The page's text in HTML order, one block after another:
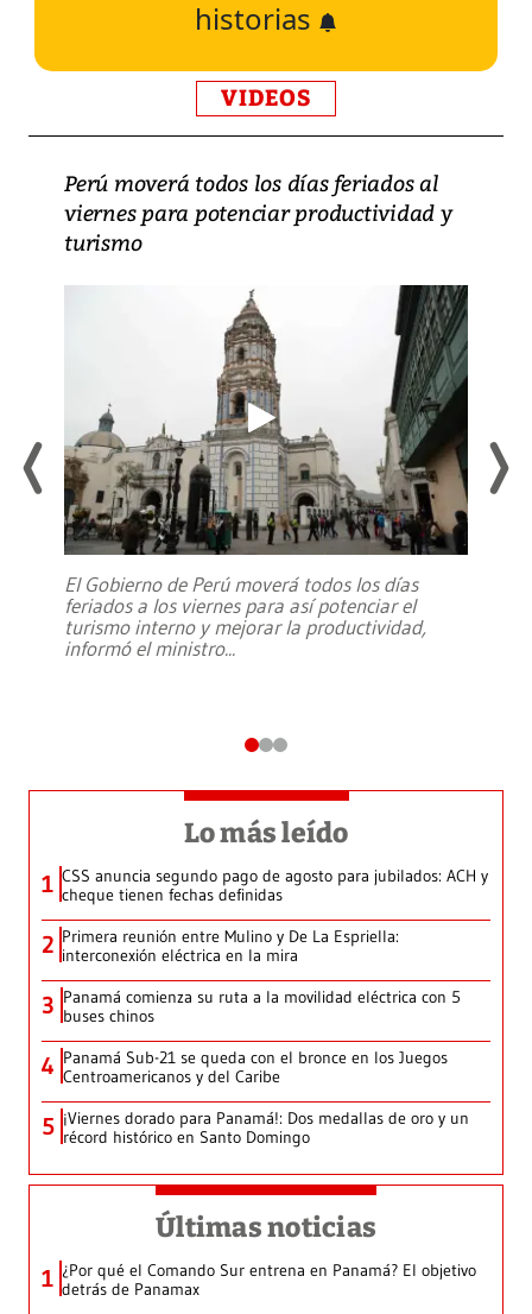
historias
VIDEOS
Perú moverá todos los días feriados al
viernes para potenciar productividad y
turismo
El Gobierno de Perú moverá todos los días
feriados a los viernes para así potenciar el
turismo interno y mejorar la productividad,
informó el ministro...
Lo más leído
1 CSS anuncia segundo pago de agosto para jubilados: ACH y
cheque tienen fechas definidas
2 Primera reunión entre Mulino y De La Espriella:
interconexión eléctrica en la mira
3 Panamá comienza su ruta a la movilidad eléctrica con 5
buses chinos
4 Panamá Sub-21 se queda con el bronce en los Juegos
Centroamericanos y del Caribe
5 ¡Viernes dorado para Panamá!: Dos medallas de oro y un
récord histórico en Santo Domingo
Últimas noticias
1 ¿Por qué el Comando Sur entrena en Panamá? El objetivo
detrás de Panamax